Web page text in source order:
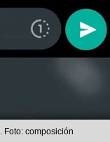
Foto: composición